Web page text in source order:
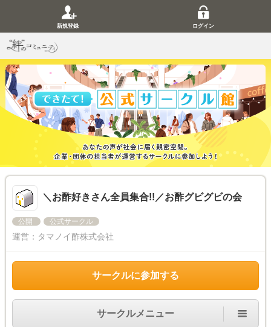
新規登録 ログイン
＼お酢好きさん全員集合!!／お酢グビグビの会
公開 公式サークル
運営： タマノイ酢株式会社
サークルに参加する
サークルメニュー